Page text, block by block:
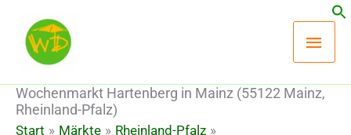
Inhalt
springen
Wochenmarkt Hartenberg in Mainz (55122 Mainz,
Rheinland-Pfalz)
Start Märkte
Rheinland-Pfalz